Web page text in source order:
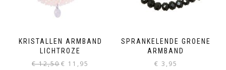
KRISTALLEN ARMBAND
LICHTROZE
€12,50 Oorspronkelijke
€ 11,95
SPRANKELENDE GROENE
ARMBAND
€ 3,95